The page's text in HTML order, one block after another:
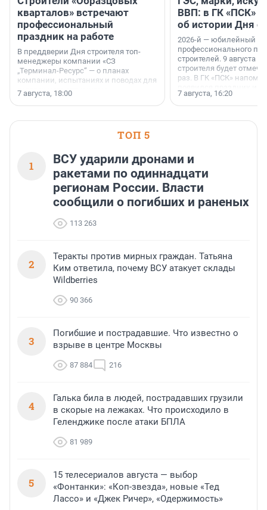
кварталов» встречают
профессиональный
праздник на работе
В преддверии Дня строителя топ-
менеджеры компании «СЗ
„Терминал-Ресурс“ — о планах
компании, испытаниях и поводах для
осторожного оптимизма.
7 августа, 18:00
ВВП: в ГК «ПСК»
об истории Дня
2026-й — юбилейный
профессионального
строителей. 9 августа
строителя будет
раз. В ГК «ПСК»
поменялась роль
7 августа, 16:20
ТОП 5
1
ВСУ ударили дронами и
ракетами по одиннадцати
регионам России. Власти
сообщили о погибших и раненых
113 263
2
Теракты против мирных граждан. Татьяна
Ким ответила, почему ВСУ атакует склады
Wildberries
90 366
3
Погибшие и пострадавшие. Что известно о
взрыве в центре Москвы
87 884 216
4
Галька била в людей, пострадавших грузили
в скорые на лежаках. Что происходило в
Геленджике после атаки БПЛА
81 989
5
15 телесериалов августа — выбор
«Фонтанки»: «Коп-звезда», новые «Тед
Лассо» и «Джек Ричер», «Одержимость»